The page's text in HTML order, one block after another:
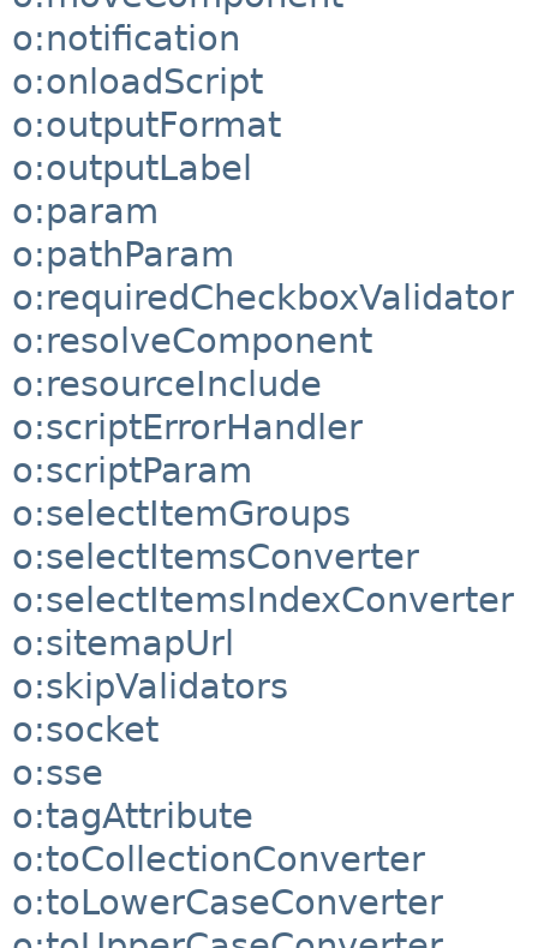
o:notification
o:onloadScript
o:outputFormat
o:outputLabel
o:param
o:pathParam
o:requiredCheckboxValidator
o:resolveComponent
o:resourceInclude
o:scriptErrorHandler
o:scriptParam
o:selectItemGroups
o:selectItemsConverter
o:selectItemsIndexConverter
o:sitemapUrl
o:skipValidators
o:socket
o:sse
o:tagAttribute
o:toCollectionConverter
o:toLowerCaseConverter